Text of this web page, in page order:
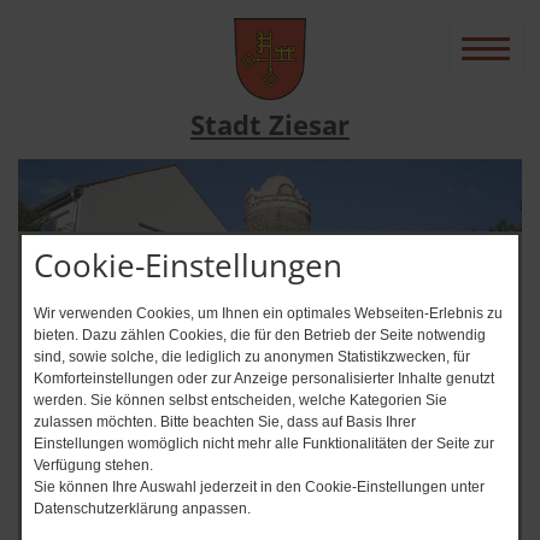
Cookie-Einstellungen
Wir verwenden Cookies, um Ihnen ein optimales Webseiten-Erlebnis zu
bieten. Dazu zählen Cookies, die für den Betrieb der Seite notwendig
sind, sowie solche, die lediglich zu anonymen Statistikzwecken, für
Komforteinstellungen oder zur Anzeige personalisierter Inhalte genutzt
werden. Sie können selbst entscheiden, welche Kategorien Sie
zulassen möchten. Bitte beachten Sie, dass auf Basis Ihrer
Einstellungen womöglich nicht mehr alle Funktionalitäten der Seite zur
Verfügung stehen.
Sie können Ihre Auswahl jederzeit in den Cookie-Einstellungen unter
Datenschutzerklärung anpassen.
Stadt Ziesar
News-Ticker
Immer auf dem Laufenden? + + +